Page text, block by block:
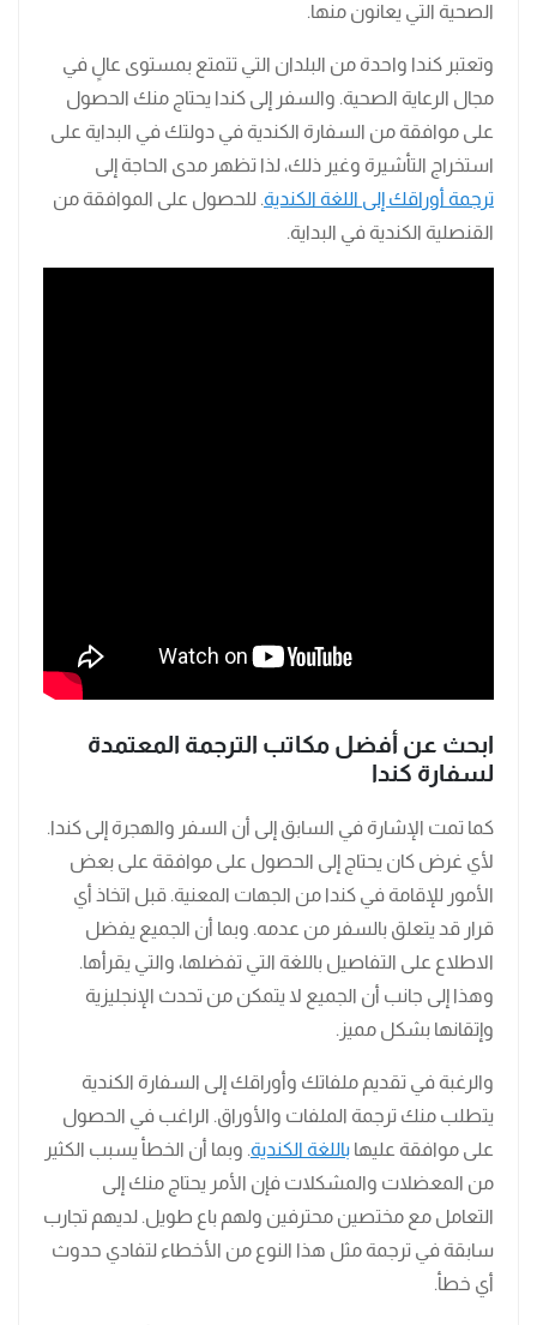
الصحية التي يعانون منها.
وتعتبر كندا واحدة من البلدان التي تتمتع بمستوى عالٍ في
مجال الرعاية الصحية. والسفر إلى كندا يحتاج منك الحصول
على موافقة من السفارة الكندية في دولتك في البداية على
استخراج التأشيرة وغير ذلك، لذا تظهر مدى الحاجة إلى
ترجمة أوراقك إلى اللغة الكندية. للحصول على الموافقة من
القنصلية الكندية في البداية.
ابحث عن أفضل مكاتب الترجمة المعتمدة
لسفارة كندا
كما تمت الإشارة في السابق إلى أن السفر والهجرة إلى كندا.
لأي غرض كان يحتاج إلى الحصول على موافقة على بعض
الأمور للإقامة في كندا من الجهات المعنية. قبل اتخاذ أي
قرار قد يتعلق بالسفر من عدمه. وبما أن الجميع يفضل
الاطلاع على التفاصيل باللغة التي تفضلها، والتي يقرأها.
وهذا إلى جانب أن الجميع لا يتمكن من تحدث الإنجليزية
وإتقانها بشكل مميز.
والرغبة في تقديم ملفاتك وأوراقك إلى السفارة الكندية
يتطلب منك ترجمة الملفات والأوراق. الراغب في الحصول
على موافقة عليها باللغة الكندية. وبما أن الخطأ يسبب الكثير
من المعضلات والمشكلات فإن الأمر يحتاج منك إلى
التعامل مع مختصين محترفين ولهم باع طويل. لديهم تجارب
سابقة في ترجمة مثل هذا النوع من الأخطاء لتفادي حدوث
أي خطأ.